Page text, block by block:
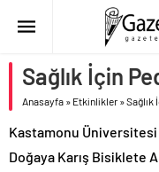
Sağlık İçin
Anasayfa » Etkinlikler »Sağlık
Kastamonu Üniversitesi
Doğaya Karış Bisiklete